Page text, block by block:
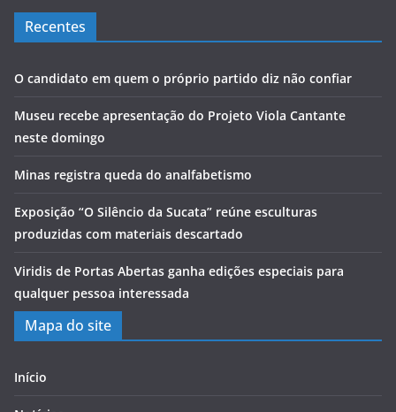
Recentes
O candidato em quem o próprio partido diz não confiar
Museu recebe apresentação do Projeto Viola Cantante
neste domingo
Minas registra queda do analfabetismo
Exposição “O Silêncio da Sucata” reúne esculturas
produzidas com materiais descartado
Viridis de Portas Abertas ganha edições especiais para
qualquer pessoa interessada
Mapa do site
Início